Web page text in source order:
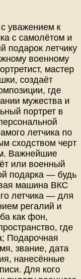
уважением к
с самолётом и
подарок летчику
военному
мастер
создаёт
где
мужества и
портрет в
летчика по
сходством черт
Важнейшие
или военный
подарка — будь
машина ВКС
летчика — для
регалий и
как фон,
где
Подарочная
звание, дата
нанесённые
Для кого